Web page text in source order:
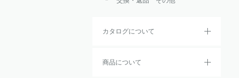
カタログについて
商品について